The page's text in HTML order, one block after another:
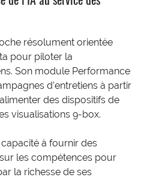
résolument orientée
pour piloter la
Son module Performance
d’entretiens à partir
des dispositifs de
visualisations 9-box.
à fournir des
les compétences pour
la richesse de ses